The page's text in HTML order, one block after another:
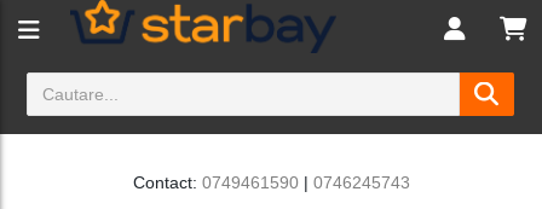
Contact: 0749461590| 0746245743